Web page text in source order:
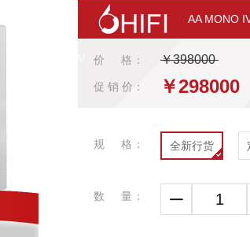
AA MONO
价 格： ￥398000
促 销 价： ￥298000
规 格： 全新行货
数 量：